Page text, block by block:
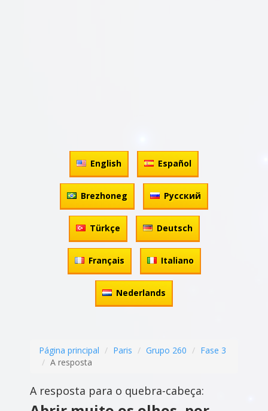
English Español
Brezhoneg Русский
Türkçe Deutsch
Français Italiano
Nederlands
Página principal Paris Grupo 260
Fase 3
A resposta
A resposta para o quebra-cabeça: